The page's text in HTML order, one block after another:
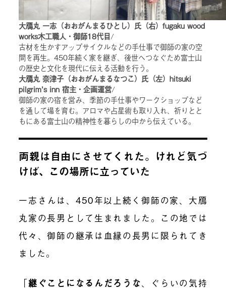
大鴈丸 一志（おおがんまるひとし）氏（右）fugaku wood
works木工職人・御師18代目/
古材を生かすアップサイクルなどの手仕事で御師の家の空
間を再生。450年続く家を継ぎ、後世へつなぐため富士山
の歴史と文化を現代に伝える活動を行う。
大鴈丸 奈津子（おおがんまるなつこ）氏（左）hitsuki
pilgrim’s inn 宿主・企画運営/
御師の家の宿を営み、季節の手仕事やワークショップなど
を通して場を育む。アロマや占星術も取り入れ、祈りとと
もにある富士山の精神性を暮らしの中から伝えている。
両親は自由にさせてくれた。けれど気づ
けば、この場所に立っていた
一志さんは、450年以上続く御師の家、大鴈
丸家の長男として生まれました。この地では
代々、御師の継承は血縁の長男に限られてき
ました。
「継ぐことになるんだろうな、ぐらいの気持